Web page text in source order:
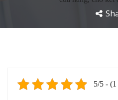
5/5 -